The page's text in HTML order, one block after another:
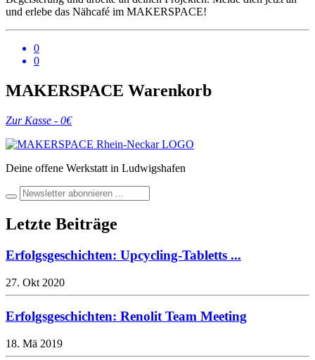
und erlebe das Nähcafé im MAKERSPACE!
0
0
MAKERSPACE Warenkorb
Zur Kasse - 0€
Deine offene Werkstatt in Ludwigshafen
Letzte Beiträge
Erfolgsgeschichten: Upcycling-Tabletts ...
27. Okt 2020
Erfolgsgeschichten: Renolit Team Meeting
18. Mä 2019